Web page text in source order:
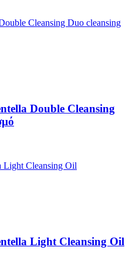
Double Cleansing
Light Cleansing Oil